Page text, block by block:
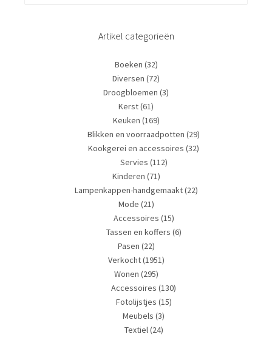
Artikel categorieën
Boeken (32)
Diversen (72)
Droogbloemen (3)
Kerst(61)
Keuken (169)
Blikken en voorraadpotten (29)
Kookgerei en accessoires (32)
Servies (112)
Kinderen (71)
Lampenkappen-handgemaakt(22)
Mode (21)
Accessoires (15)
Tassen en koffers (6)
Pasen (22)
Verkocht(1951)
Wonen (295)
Accessoires (130)
Fotolijstjes (15)
Meubels (3)
Textiel(24)